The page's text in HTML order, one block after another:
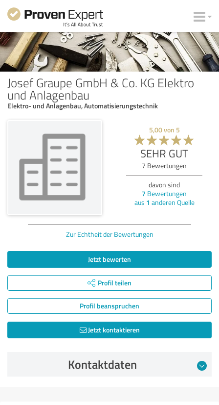
Josef Graupe GmbH & Co. KG Elektro
und Anlagenbau
Elektro- und Anlagenbau, Automatisierungstechnik
5,00von 5
SEHR GUT
7 Bewertungen
davon sind
7 Bewertungen
aus 1 anderen Quelle
Zur Echtheit der Bewertungen
Jetzt bewerten
Profil teilen
Profil beanspruchen
Jetzt kontaktieren
Kontaktdaten